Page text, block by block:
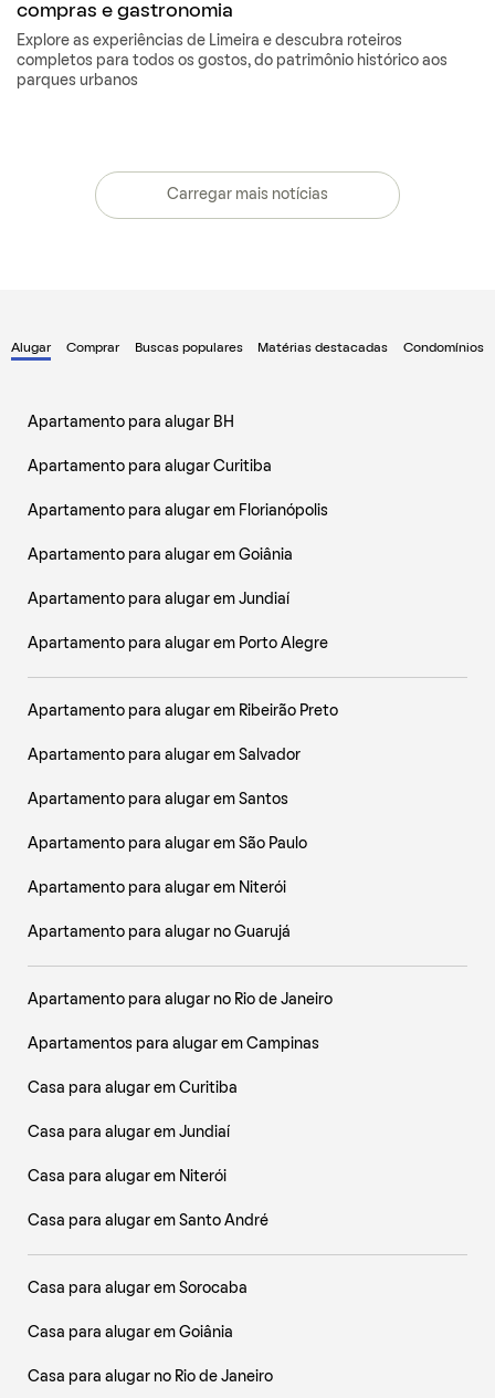
compras e gastronomia
Explore as experiências de Limeira e descubra roteiros
completos para todos os gostos, do patrimônio histórico aos
parques urbanos
Carregar mais notícias
Alugar Comprar Buscas populares Matérias destacadas Condomínios
Apartamento para alugar BH
Apartamento para alugar Curitiba
Apartamento para alugar em Florianópolis
Apartamento para alugar em Goiânia
Apartamento para alugar em Jundiaí
Apartamento para alugar em Porto Alegre
Apartamento para alugar em Ribeirão Preto
Apartamento para alugar em Salvador
Apartamento para alugar em Santos
Apartamento para alugar em São Paulo
Apartamento para alugar em Niterói
Apartamento para alugar no Guarujá
Apartamento para alugar no Rio de Janeiro
Apartamentos para alugar em Campinas
Casa para alugar em Curitiba
Casa para alugar em Jundiaí
Casa para alugar em Niterói
Casa para alugar em Santo André
Casa para alugar em Sorocaba
Casa para alugar em Goiânia
Casa para alugar no Rio de Janeiro